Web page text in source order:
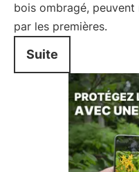
bois ombragé,
par les premières.
Suite